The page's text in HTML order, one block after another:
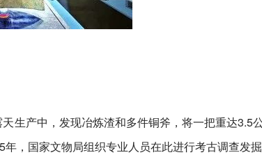
生产中，发现冶炼渣和多件铜斧，将一把重达3.5
，国家文物局组织专业人员在此进行考古调查发